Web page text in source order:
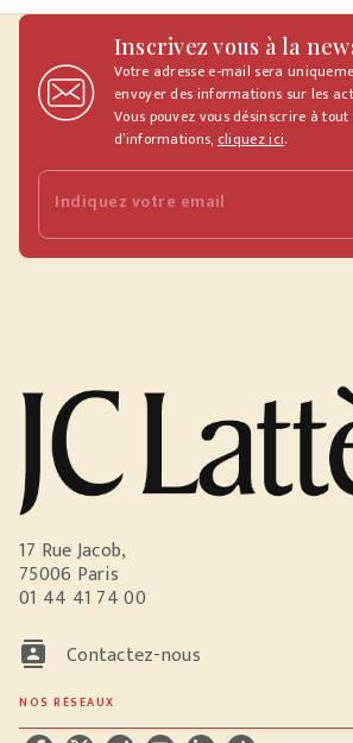
Inscrivez vous à la
Votre adresse e-mail sera
envoyer des informations sur les
Vous pouvez vous désinscrire à
d’informations,cliquez ici.
Indiquez votre email
17 Rue Jacob,
75006 Paris
01 44 41 74 00
contacts Contactez-nous
NOS RÉSEAUX